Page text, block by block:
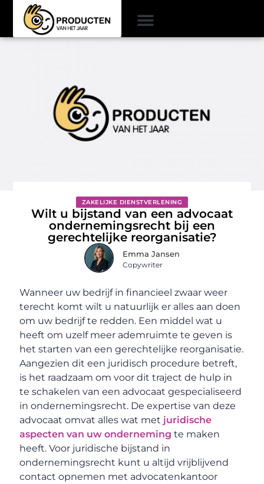
ZAKELIJKE DIENSTVERLENING
Wilt u bijstand van een advocaat
ondernemingsrecht bij een
gerechtelijke reorganisatie?
Emma Jansen
Copywriter
Wanneer uw bedrijf in financieel zwaar weer
terecht komt wilt u natuurlijk er alles aan doen
om uw bedrijf te redden. Een middel wat u
heeft om uzelf meer ademruimte te geven is
het starten van een gerechtelijke reorganisatie.
Aangezien dit een juridisch procedure betreft,
is het raadzaam om voor dit traject de hulp in
te schakelen van een advocaat gespecialiseerd
in ondernemingsrecht. De expertise van deze
advocaat omvat alles wat met juridische
aspecten van uw onderneming te maken
heeft. Voor juridische bijstand in
ondernemingsrecht kunt u altijd vrijblijvend
contact opnemen met advocatenkantoor